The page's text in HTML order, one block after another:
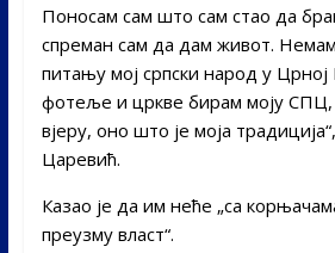
Поносам сам што сам стао да
спреман сам да дам живот.
питању мој српски народ у
фотеље и цркве бирам моју СПЦ,
вјеру, оно што је моја
Царевић.
Казао је да им неће „са
преузму власт“.